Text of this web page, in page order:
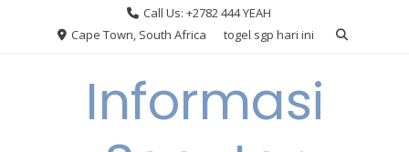
Call Us: +2782 444 YEAH
Cape Town, South Africa
togel sgp hari ini
Informasi